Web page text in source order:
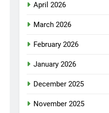
April 2026
March 2026
February 2026
January 2026
December 2025
November 2025